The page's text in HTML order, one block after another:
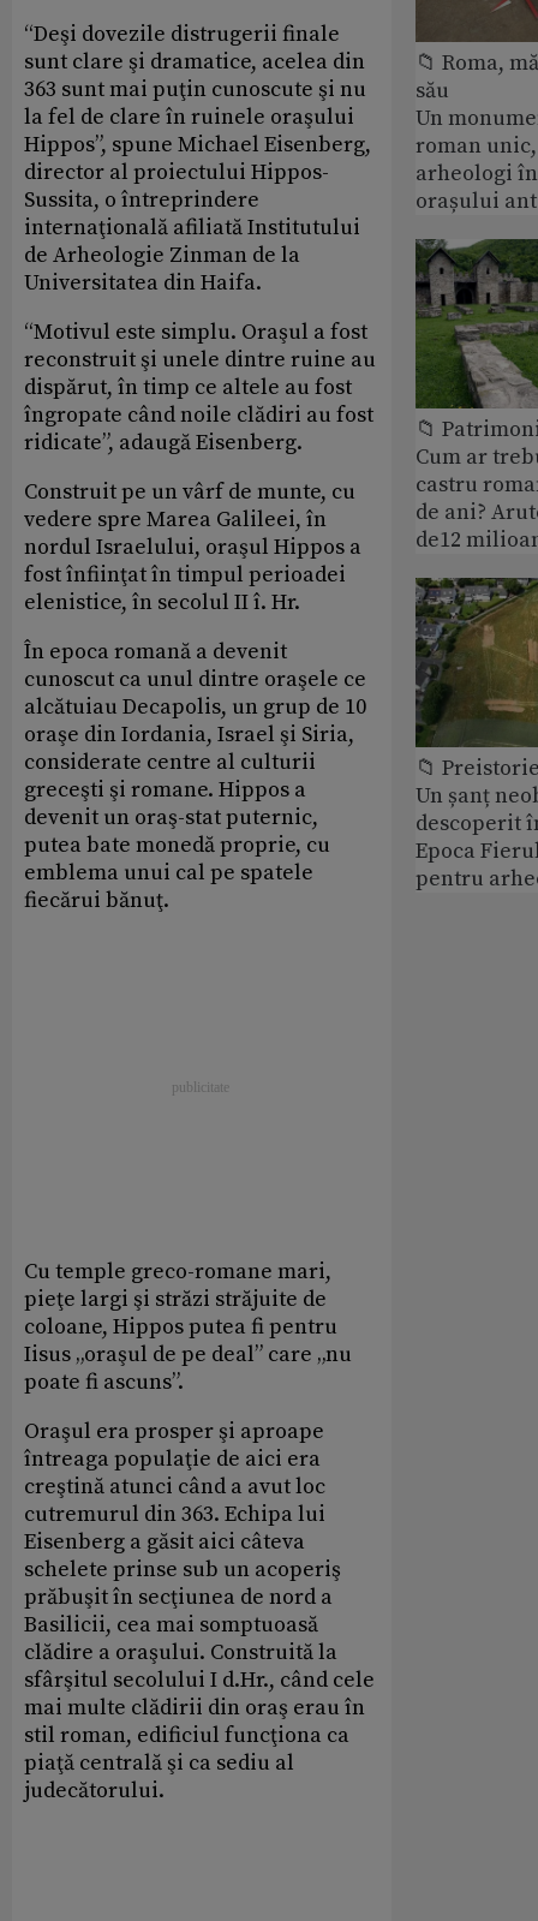
“Deşi dovezile distrugerii finale
sunt clare şi dramatice, acelea din
363 sunt mai puţin cunoscute şi nu
la fel de clare în ruinele oraşului
Hippos”, spune Michael Eisenberg,
director al proiectului Hippos-
Sussita, o întreprindere
internaţională afiliată Institutului
de Arheologie Zinman de la
Universitatea din Haifa.
“Motivul este simplu. Oraşul a fost
reconstruit şi unele dintre ruine au
dispărut, în timp ce altele au fost
îngropate când noile clădiri au fost
ridicate”, adaugă Eisenberg.
Construit pe un vârf de munte, cu
vedere spre Marea Galileei, în
nordul Israelului, oraşul Hippos a
fost înfiinţat în timpul perioadei
elenistice, în secolul II î. Hr.
În epoca romană a devenit
cunoscut ca unul dintre oraşele ce
alcătuiau Decapolis, un grup de 10
oraşe din Iordania, Israel şi Siria,
considerate centre al culturii
greceşti şi romane. Hippos a
devenit un oraş-stat puternic,
putea bate monedă proprie, cu
emblema unui cal pe spatele
fiecărui bănuţ.
Cu temple greco-romane mari,
pieţe largi şi străzi străjuite de
coloane, Hippos putea fi pentru
Iisus „oraşul de pe deal” care „nu
poate fi ascuns”.
Oraşul era prosper şi aproape
întreaga populaţie de aici era
creştină atunci când a avut loc
cutremurul din 363. Echipa lui
Eisenberg a găsit aici câteva
schelete prinse sub un acoperiş
prăbuşit în secţiunea de nord a
Basilicii, cea mai somptuoasă
clădire a oraşului. Construită la
sfârşitul secolului I d.Hr., când cele
mai multe clădirii din oraş erau în
stil roman, edificiul funcţiona ca
piaţă centrală şi ca sediu al
judecătorului.
📁 Roma,
său
Un
roman
arheologi
orașului
📁
Cum ar
castru
de ani?
de12
📁
Un șanț
descoperit
Epoca
pentru